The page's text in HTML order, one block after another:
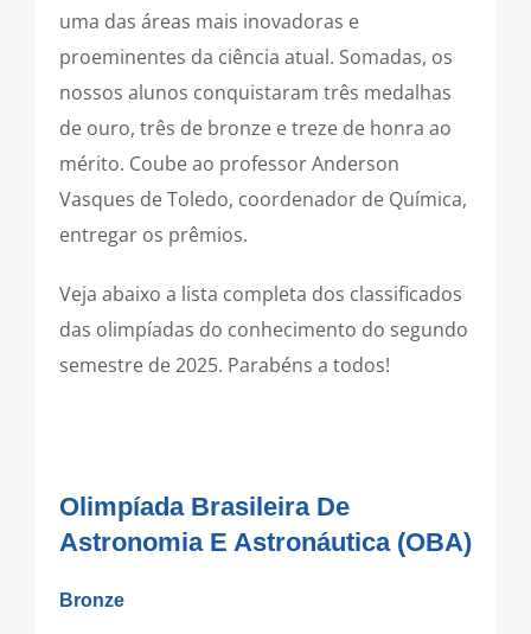
uma das áreas mais inovadoras e
proeminentes da ciência atual. Somadas, os
nossos alunos conquistaram três medalhas
de ouro, três de bronze e treze de honra ao
mérito. Coube ao professor Anderson
Vasques de Toledo, coordenador de Química,
entregar os prêmios.
Veja abaixo a lista completa dos classificados
das olimpíadas do conhecimento do segundo
semestre de 2025. Parabéns a todos!
Olimpíada Brasileira De
Astronomia E Astronáutica (OBA)
Bronze